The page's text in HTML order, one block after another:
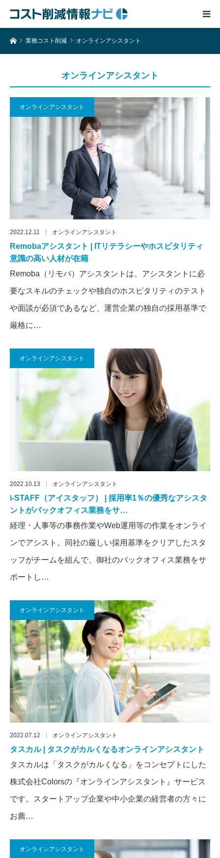
ホーム業務コスト削減 オンラインアシスタント
オンラインアシスタント
オンラインアシスタント
2022.12.11 オンラインアシスタント
Remobaアシスタント | ITリテラシーやホスピタリティ
意識の高い人材が在籍
Remoba（リモバ）アシスタントは、アシスタントに必
要なスキルのチェックや独自のホスピタリティのテスト
や面談が必須であるなど、運営企業の独自の採用基準で
厳格に…
オンラインアシスタント
2022.10.13 オンラインアシスタント
i-STAFF（アイスタッフ） | 採用率1％の優秀なアシスタ
ントがバックオフィス業務をサ…
経理・人事等の事務作業やWeb運用等の作業をオンライ
ンでアシスト。同社の厳しい採用基準をクリアしたスタ
ッフがチームを組んで、御社のバックオフィス業務をサ
ポートし…
オンラインアシスタント
2022.07.12 オンラインアシスタント
タスカル | タスクがカルくなるオンラインアシスタント
タスカルは「タスクがカルくなる」をコンセプトにした
株式会社Colorsの『オンラインアシスタント』サービス
です。スタートアップ企業や中小企業の経営者の方々に
お薦…
オンラインアシスタント